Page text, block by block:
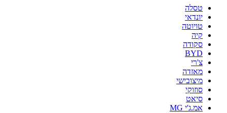
טסלה
יונדאי
טויוטה
קיה
סקודה
BYD
צ'רי
מאזדה
מיצובישי
סוזוקי
סיאט
אמ.ג'י MG